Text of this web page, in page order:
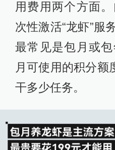
用费用两个方面
次性激活“龙虾”服
最常见是包月或
月可使用的积分额
干多少任务。